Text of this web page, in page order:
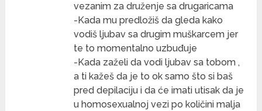
vezanim za druženje sa drugaricama
-Kada mu predložiš da gleda kako
vodiš ljubav sa drugim muškarcem jer
te to momentalno uzbuđuje
-Kada zaželi da vodi ljubav sa tobom ,
a ti kažeš da je to ok samo što si baš
pred depilaciju i da će imati utisak da je
u homosexualnoj vezi po količini malja